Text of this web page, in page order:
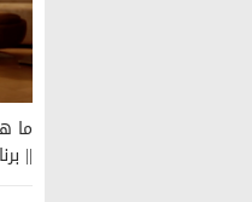
ما
||